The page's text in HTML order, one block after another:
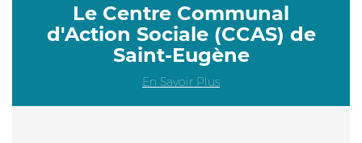
Le Centre Communal
d'Action Sociale (CCAS) de
Saint-Eugène
En Savoir Plus